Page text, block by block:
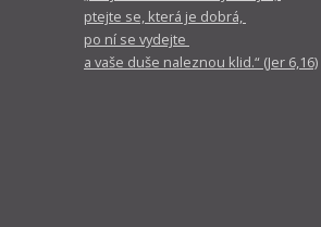
ptejte se, která je dobrá,
po ní se vydejte
a vaše duše naleznou klid.“ (Jer 6,16)